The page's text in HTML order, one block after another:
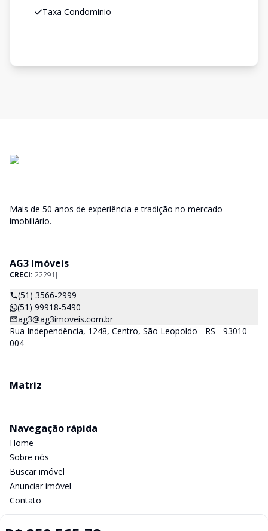
Taxa Condominio
Mais de 50 anos de experiência e tradição no mercado
imobiliário.
AG3 Imóveis
CRECI: 22291J
(51) 3566-2999
(51) 99918-5490
ag3@ag3imoveis.com.br
Rua Independência, 1248, Centro, São Leopoldo - RS - 93010-
004
Matriz
Navegação rápida
Home
Sobre nós
Buscar imóvel
Anunciar imóvel
Contato